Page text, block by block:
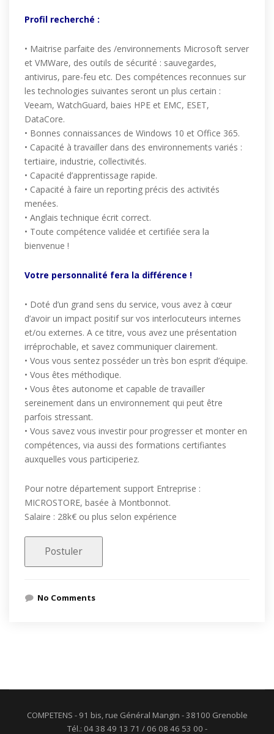
Profil recherché :
• Maitrise parfaite des /environnements Microsoft server
et VMWare, des outils de sécurité : sauvegardes,
antivirus, pare-feu etc. Des compétences reconnues sur
les technologies suivantes seront un plus certain :
Veeam, WatchGuard, baies HPE et EMC, ESET,
DataCore.
• Bonnes connaissances de Windows 10 et Office 365.
• Capacité à travailler dans des environnements variés :
tertiaire, industrie, collectivités.
• Capacité d’apprentissage rapide.
• Capacité à faire un reporting précis des activités
menées.
• Anglais technique écrit correct.
• Toute compétence validée et certifiée sera la
bienvenue !
Votre personnalité fera la différence !
• Doté d’un grand sens du service, vous avez à cœur
d’avoir un impact positif sur vos interlocuteurs internes
et/ou externes. A ce titre, vous avez une présentation
irréprochable, et savez communiquer clairement.
• Vous vous sentez posséder un très bon esprit d’équipe.
• Vous êtes méthodique.
• Vous êtes autonome et capable de travailler
sereinement dans un environnement qui peut être
parfois stressant.
• Vous savez vous investir pour progresser et monter en
compétences, via aussi des formations certifiantes
auxquelles vous participeriez.
Pour notre département support Entreprise :
MICROSTORE, basée à Montbonnot.
Salaire : 28k€ ou plus selon expérience
No Comments
COMPETENS - 91 bis, rue Général Mangin - 38100 Grenoble
Tél.: 04 38 49 13 71 / 06 08 46 53 00 -